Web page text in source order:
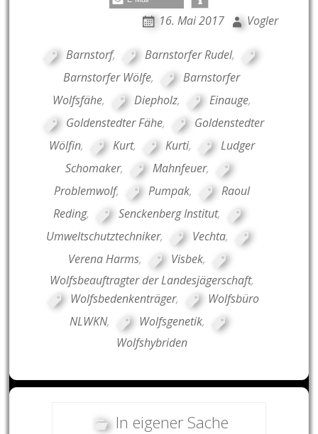
16. Mai 2017 Vogler
Barnstorf, Barnstorfer Rudel,
Barnstorfer Wölfe,
Barnstorfer
Wolfsfähe, Diepholz, Einauge,
Goldenstedter Fähe,
Goldenstedter
Wölfin, Kurt, Kurti,
Ludger
Schomaker, Mahnfeuer,
Problemwolf, Pumpak,
Raoul
Reding, Senckenberg Institut,
Umweltschutztechniker, Vechta,
Verena Harms, Visbek,
Wolfsbeauftragter der Landesjägerschaft,
Wolfsbedenkenträger,
Wolfsbüro
NLWKN, Wolfsgenetik,
Wolfshybriden
In eigener Sache